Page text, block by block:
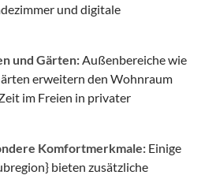
und digitale
und Gärten:Außenbereiche wie
erweitern den Wohnraum
im Freien in privater
Komfortmerkmale: Einige
bieten zusätzliche